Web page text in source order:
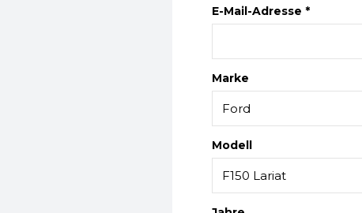
E-Mail-Adresse *
Marke
Modell